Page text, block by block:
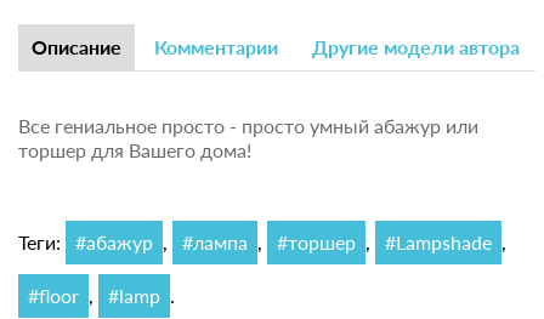
Описание Комментарии Другие модели автора
Все гениальное просто - просто умный абажур или
торшер для Вашего дома!
Теги: #абажур , #лампа , #торшер , #Lampshade ,
#floor , #lamp .